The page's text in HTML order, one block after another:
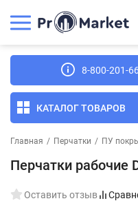
8-800-201-
КАТАЛОГ ТОВАРОВ
Главная / Перчатки / ПУ
Перчатки рабочие
Оставить отзыв